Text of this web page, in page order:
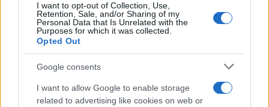
I want to opt-out of Collection, Use,
Retention, Sale, and/or Sharing of my
Personal Data that Is Unrelated with the
Purposes for which it was collected.
Opted Out
Google consents
I want to allow Google to enable storage
related to advertising like cookies on web or
Continua a leggere
ALTRI ANIMALI